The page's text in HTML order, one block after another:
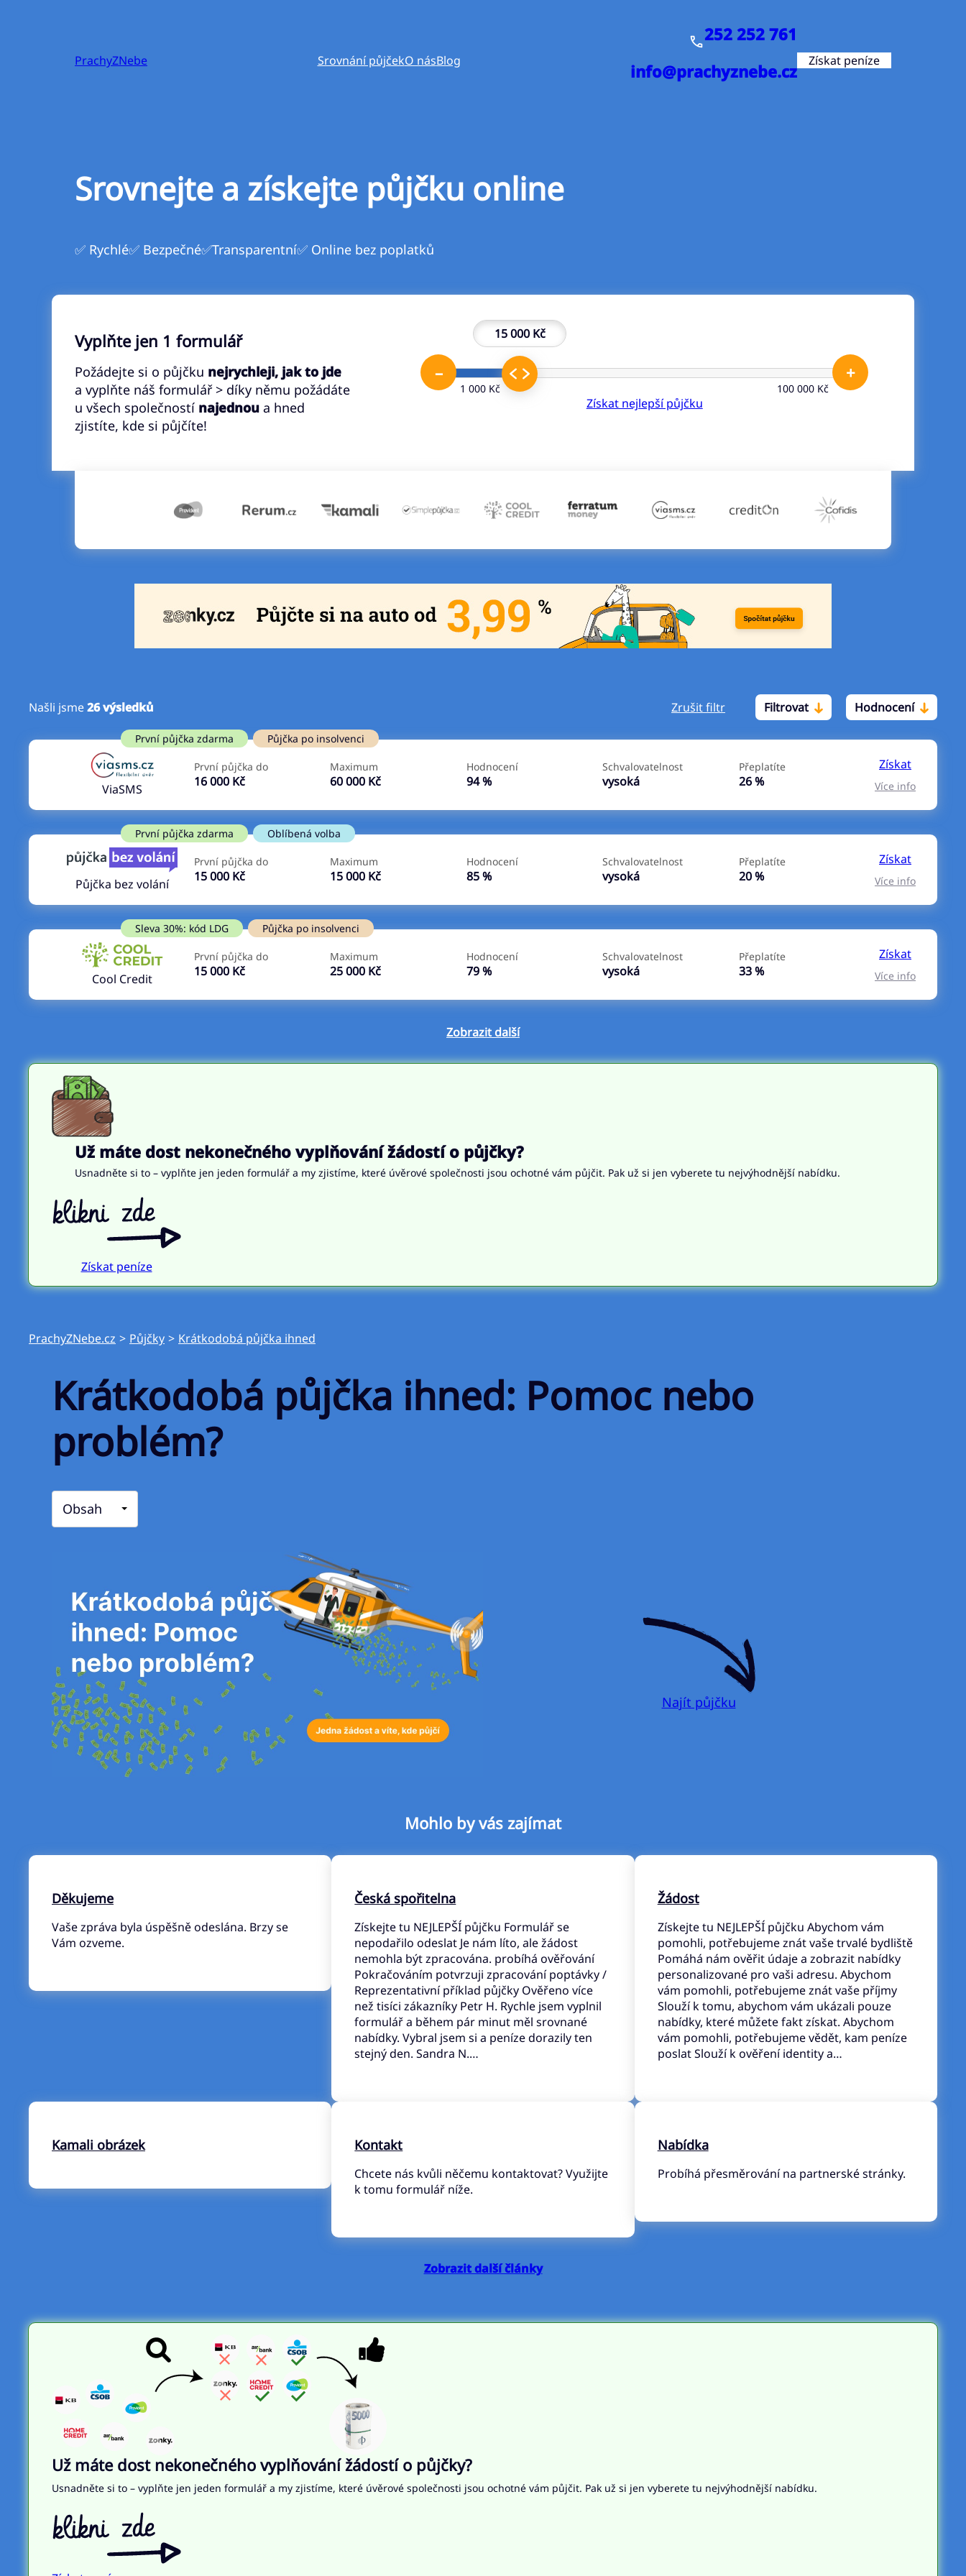
PrachyZNebe
Srovnání půjčekO násBlog
252 252 761
info@prachyznebe.cz
Získat peníze
Srovnejte a získejte půjčku online
✅ Rychlé✅ Bezpečné✅Transparentní✅ Online bez poplatků
Vyplňte jen 1 formulář
Požádejte si o půjčku nejrychleji, jak to jde
a vyplňte náš formulář > díky němu požádáte
u všech společností najednou a hned
zjistíte, kde si půjčíte!
15 000 Kč
– +
1 000 Kč 100 000 Kč
Získat nejlepší půjčku
Zrušit filtr Filtrovat
Hodnocení
Od
Do
První půjčka zdarma
ano
Našli jsme26výsledků
První půjčka zdarma Půjčka po insolvenci
ViaSMS
První půjčka do
16 000 Kč
Maximum
60 000 Kč
Hodnocení
94 %
Schvalovatelnost
vysoká
Přeplatíte
26 %
Získat
Více info
První půjčka zdarma Oblíbená volba
Půjčka bez volání
První půjčka do
15 000 Kč
Maximum
15 000 Kč
Hodnocení
85 %
Schvalovatelnost
vysoká
Přeplatíte
20 %
Získat
Více info
Sleva 30%: kód LDG Půjčka po insolvenci
Cool Credit
První půjčka do
15 000 Kč
Maximum
25 000 Kč
Hodnocení
79 %
Schvalovatelnost
vysoká
Přeplatíte
33 %
Získat
Více info
Zobrazit další
Už máte dost nekonečného vyplňování žádostí o půjčky?
Usnadněte si to – vyplňte jen jeden formulář a my zjistíme, které úvěrové společnosti jsou ochotné vám půjčit. Pak už si jen vyberete tu nejvýhodnější nabídku.
Získat peníze
PrachyZNebe.cz > Půjčky > Krátkodobá půjčka ihned
Krátkodobá půjčka ihned: Pomoc nebo
problém?
Obsah
Najít půjčku
Mohlo by vás zajímat
Děkujeme
Vaše zpráva byla úspěšně odeslána. Brzy se
Vám ozveme.
Česká spořitelna
Získejte tu NEJLEPŠÍ půjčku Formulář se
nepodařilo odeslat Je nám líto, ale žádost
nemohla být zpracována. probíhá ověřování
Pokračováním potvrzuji zpracování poptávky /
Reprezentativní příklad půjčky Ověřeno více
než tisíci zákazníky Petr H. Rychle jsem vyplnil
formulář a během pár minut měl srovnané
nabídky. Vybral jsem si a peníze dorazily ten
stejný den. Sandra N.…
Žádost
Získejte tu NEJLEPŠÍ půjčku Abychom vám
pomohli, potřebujeme znát vaše trvalé bydliště
Pomáhá nám ověřit údaje a zobrazit nabídky
personalizované pro vaši adresu. Abychom
vám pomohli, potřebujeme znát vaše příjmy
Slouží k tomu, abychom vám ukázali pouze
nabídky, které můžete fakt získat. Abychom
vám pomohli, potřebujeme vědět, kam peníze
poslat Slouží k ověření identity a…
Kamali obrázek Kontakt
Chcete nás kvůli něčemu kontaktovat? Využijte
k tomu formulář níže.
Nabídka
Probíhá přesměrování na partnerské stránky.
Zobrazit další články
Už máte dost nekonečného vyplňování žádostí o půjčky?
Usnadněte si to – vyplňte jen jeden formulář a my zjistíme, které úvěrové společnosti jsou ochotné vám půjčit. Pak už si jen vyberete tu nejvýhodnější nabídku.